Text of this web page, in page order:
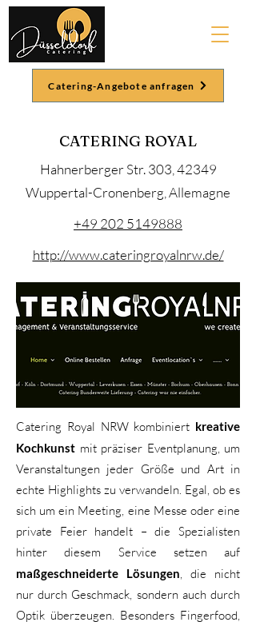
Catering-Angebote anfragen
CATERING ROYAL
Hahnerberger Str. 303, 42349
Wuppertal-Cronenberg, Allemagne
+49 202 5149888
http://www.cateringroyalnrw.de/
Catering Royal NRW kombiniert kreative
Kochkunst mit präziser Eventplanung, um
Veranstaltungen jeder Größe und Art in
echte Highlights zu verwandeln. Egal, ob es
sich um ein Meeting, eine Messe oder eine
private Feier handelt – die Spezialisten
hinter diesem Service setzen auf
maßgeschneiderte Lösungen, die nicht
nur durch Geschmack, sondern auch durch
Optik überzeugen. Besonders Fingerfood,